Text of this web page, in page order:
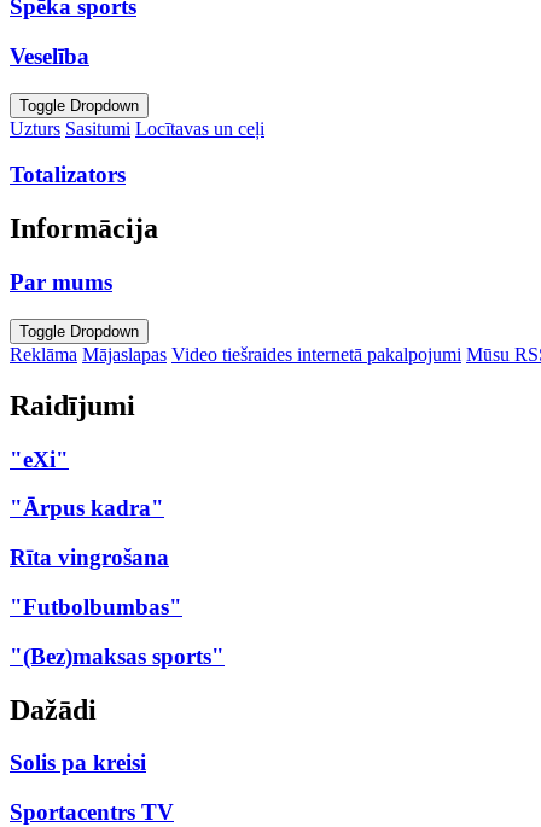
Spēka sports
Veselība
Toggle Dropdown
Uzturs Sasitumi Locītavas un ceļi
Totalizators
Informācija
Par mums
Toggle Dropdown
Reklāma Mājaslapas Video tiešraides internetā pakalpojumi Mūsu
Raidījumi
"eXi"
"Ārpus kadra"
Rīta vingrošana
"Futbolbumbas"
"(Bez)maksas sports"
Dažādi
Solis pa kreisi
Sportacentrs TV